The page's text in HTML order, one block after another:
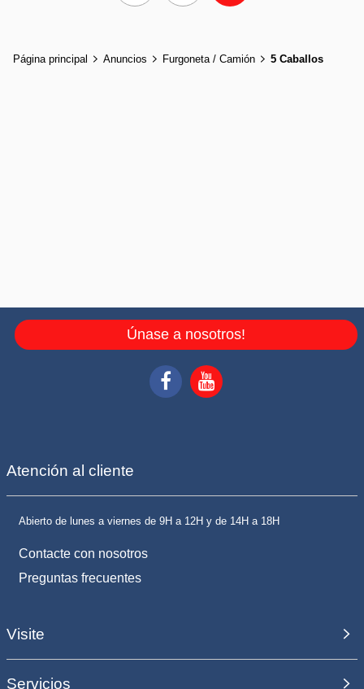
Página principal Anuncios Furgoneta / Camión 5 Caballos
Únase a nosotros!
Atención al cliente
Abierto de lunes a viernes de 9H a 12H y de 14H a 18H
Contacte con nosotros
Preguntas frecuentes
Visite
Servicios